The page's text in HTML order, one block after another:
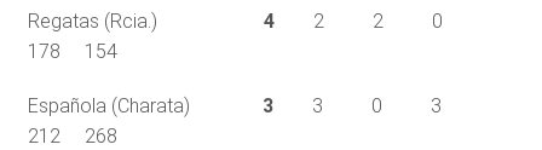
Regatas (Rcia.) 42 2 0
178 154
Española (Charata) 33 0 3
212 268